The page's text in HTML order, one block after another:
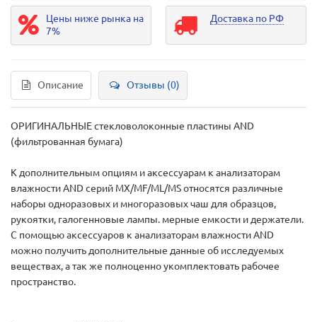
Цены ниже рынка на
7%
Доставка по РФ
Описание Отзывы (0)
ОРИГИНАЛЬНЫЕ стекловолоконные пластины AND
(фильтрованная бумага)
К дополнительным опциям и аксессуарам к анализаторам
влажности AND серий MX/MF/ML/MS относятся различные
наборы одноразовых и многоразовых чаш для образцов,
рукоятки, галогенновые лампы. мерные емкости и держатели.
С помощью аксессуаров к анализаторам влажности AND
можно получить дополнительные данные об исследуемых
веществах, а так же полноценно укомплектовать рабочее
пространство.